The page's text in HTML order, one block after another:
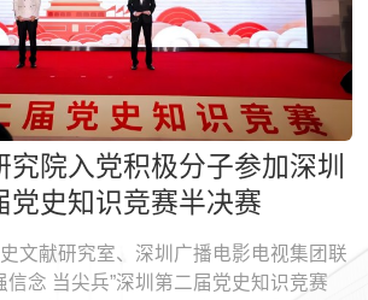
究院入党积极分子参加深圳
党史知识竞赛半决赛
文献研究室、深圳广播电影电视集团联
信念 当尖兵”深圳第二届党史知识竞赛